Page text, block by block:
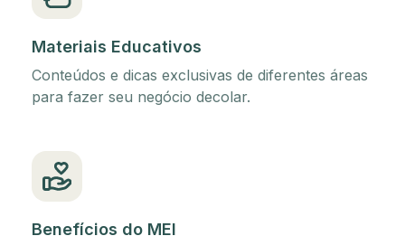
Materiais Educativos
Conteúdos e dicas exclusivas de diferentes áreas
para fazer seu negócio decolar.
Benefícios do MEI